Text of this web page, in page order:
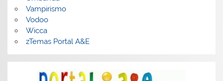
Vampirismo
Vodoo
Wicca
zTemas Portal A&E